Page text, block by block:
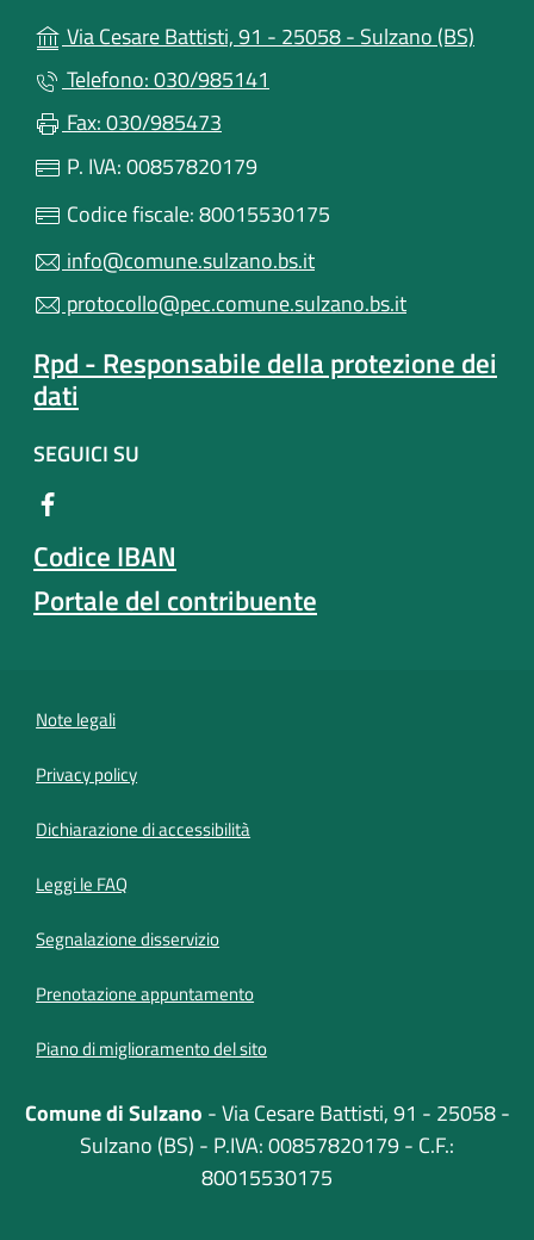
Via Cesare Battisti, 91 - 25058 - Sulzano (BS)
Telefono: 030/985141
Fax: 030/985473
P. IVA: 00857820179
Codice fiscale: 80015530175
info@comune.sulzano.bs.it
protocollo@pec.comune.sulzano.bs.it
Rpd - Responsabile della protezione dei
dati
SEGUICI SU
Codice IBAN
Portale del contribuente
Note legali
Privacy policy
Dichiarazione di accessibilità
Leggi le FAQ
Segnalazione disservizio
Prenotazione appuntamento
Piano di miglioramento del sito
Comune di Sulzano - Via Cesare Battisti, 91 - 25058 -
Sulzano (BS) - P.IVA: 00857820179 - C.F.:
80015530175